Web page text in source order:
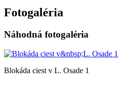
Fotogaléria
Náhodná fotogaléria
Blokáda ciest v L. Osade 1